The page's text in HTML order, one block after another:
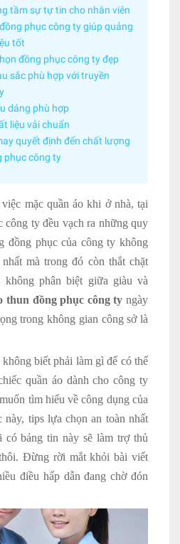
tầm sự tự tin cho nhân viên
phục công ty giúp quảng
tốt
đồng phục công ty đẹp
sắc phù hợp với truyền
dáng phù hợp
liệu vải chuẩn
quyết định đến chất lượng
phục công ty
mặc quần áo khi ở nhà, tại
công ty đều vạch ra những quy
đồng phục của công ty không
mà trong đó còn thắt chặt
không phân biệt giữa giàu và
thun đồng phục công ty ngày
trong không gian công sở là
biết phải làm gì để có thể
quần áo dành cho công ty
tìm hiểu về công dụng của
này, tips lựa chọn an toàn nhất
bảng tin này sẽ làm trợ thủ
Đừng rời mắt khỏi bài viết
điều hấp dẫn đang chờ đón